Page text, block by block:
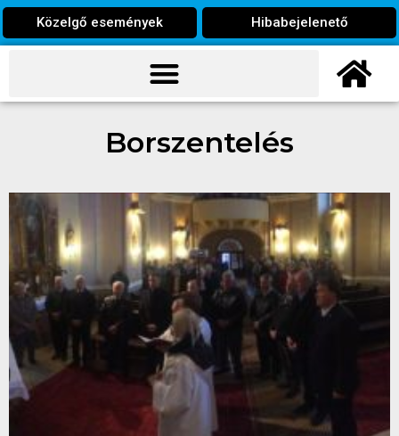
Közelgő események Hibabejelenető
Borszentelés